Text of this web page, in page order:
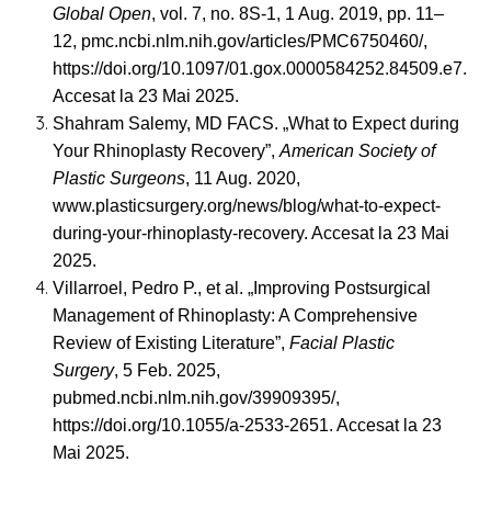
Global Open, vol. 7, no. 8S-1, 1 Aug. 2019, pp. 11–
12, pmc.ncbi.nlm.nih.gov/articles/PMC6750460/,
https://doi.org/10.1097/01.gox.0000584252.84509.e7.
Accesat la 23 Mai 2025.
Shahram Salemy, MD FACS. „What to Expect during
Your Rhinoplasty Recovery”, American Society of
Plastic Surgeons, 11 Aug. 2020,
www.plasticsurgery.org/news/blog/what-to-expect-
during-your-rhinoplasty-recovery. Accesat la 23 Mai
2025.
Villarroel, Pedro P., et al. „Improving Postsurgical
Management of Rhinoplasty: A Comprehensive
Review of Existing Literature”, Facial Plastic
Surgery, 5 Feb. 2025,
pubmed.ncbi.nlm.nih.gov/39909395/,
https://doi.org/10.1055/a-2533-2651. Accesat la 23
Mai 2025.